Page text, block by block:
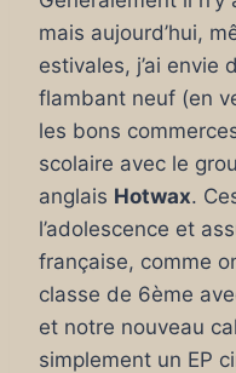
mais aujourd’hui,
estivales, j’ai envie
flambant neuf (en
les bons
scolaire avec le
anglais Hotwax.
l’adolescence et
française, comme
classe de 6ème
et notre nouveau
simplement un EP